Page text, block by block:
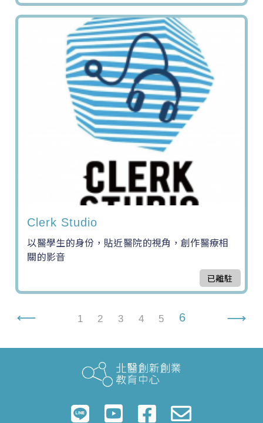
Clerk Studio
以醫學生的身份，貼近醫院的視角，創作醫療相
關的影音
已離駐
1 2 3 4 5 6